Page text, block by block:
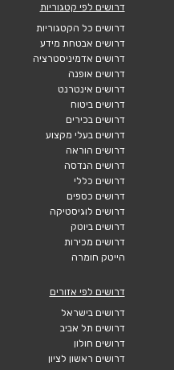
דרושים לפי קטגוריות
דרושים כל הקטגוריות
דרושים אבטחת מידע
דרושים אדמיניסטרציה
דרושים אופנה
דרושים אינטרנט
דרושים ביטוח
דרושים בכירים
דרושים בעלי מקצוע
דרושים הוראה
דרושים הנדסה
דרושים כללי
דרושים כספים
דרושים לוגיסטיקה
דרושים ביוטק
דרושים מכירות
הייטק חומרה
דרושים לפי אזורים
דרושים בישראל
דרושים תל אביב
דרושים חולון
דרושים ראשון לציון